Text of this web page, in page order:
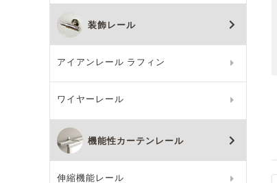
装飾レール
アイアンレール ラフィン
ワイヤーレール
機能性カーテンレール
伸縮機能レール